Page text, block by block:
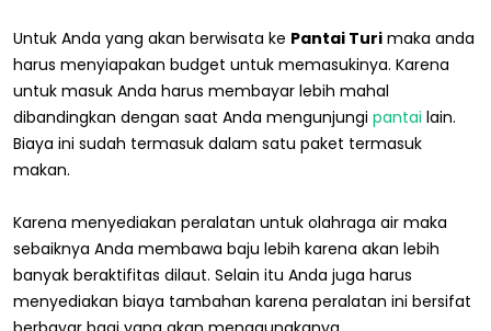
Untuk Anda yang akan berwisata ke Pantai Turi maka anda
harus menyiapakan budget untuk memasukinya. Karena
untuk masuk Anda harus membayar lebih mahal
dibandingkan dengan saat Anda mengunjungi pantai lain.
Biaya ini sudah termasuk dalam satu paket termasuk
makan.
Karena menyediakan peralatan untuk olahraga air maka
sebaiknya Anda membawa baju lebih karena akan lebih
banyak beraktifitas dilaut. Selain itu Anda juga harus
menyediakan biaya tambahan karena peralatan ini bersifat